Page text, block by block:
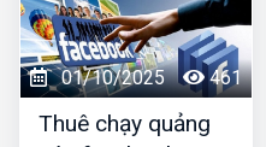
cách vào trình quản
lý quảng cáo trên
Facebookbằng điện
thoại, máy tính một
cách nhanh chóng.
01/10/2025
461
Thuê chạy quảng